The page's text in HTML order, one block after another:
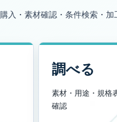
購入・素材確認・条件検索・
調べる
素材・用途・規格
確認